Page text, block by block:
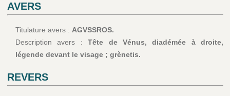
AVERS
Titulature avers : AGVSSROS.
Description avers :Tête de Vénus, diadémée à droite,
légende devant le visage ; grènetis.
REVERS